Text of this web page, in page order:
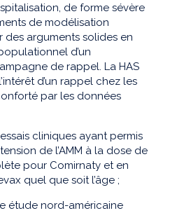
de forme sévère
de modélisation
des arguments solides en
d’un
de rappel. La HAS
d’un rappel chez les
par les données
cliniques ayant permis
de l’AMM à la dose de
pour Comirnaty et en
quel que soit l’âge ;
étude nord-américaine